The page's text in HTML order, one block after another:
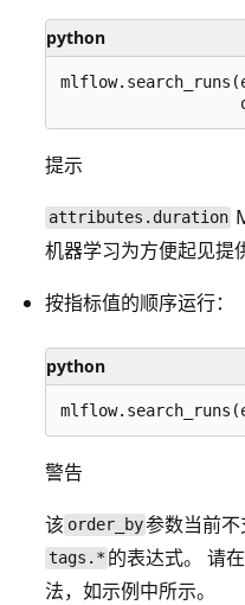
python
提示
attributes.duration
机器学习为方便起见提
按指标值的顺序运行：
python
警告
该 order_by参数当前
tags.* 的表达式。 请
法，如示例中所示。